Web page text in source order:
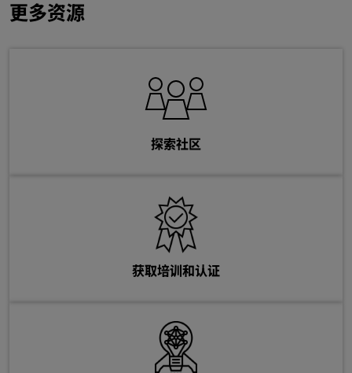
更多资源
探索社区
获取培训和认证